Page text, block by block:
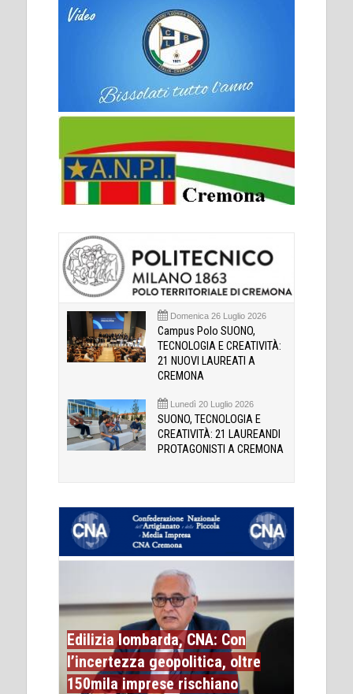
Domenica 26 Luglio 2026
Campus Polo SUONO,
TECNOLOGIA E CREATIVITÀ:
21 NUOVI LAUREATI A
CREMONA
Lunedì 20 Luglio 2026
SUONO, TECNOLOGIA E
CREATIVITÀ: 21 LAUREANDI
PROTAGONISTI A CREMONA
Edilizia lombarda, CNA: Con
l’incertezza geopolitica, oltre
150mila imprese rischiano